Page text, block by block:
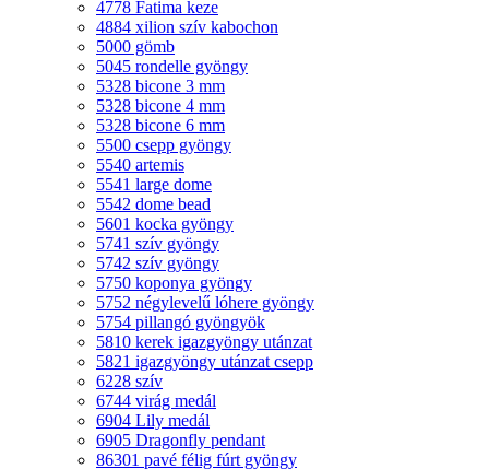
4778 Fatima keze
4884 xilion szív kabochon
5000 gömb
5045 rondelle gyöngy
5328 bicone 3 mm
5328 bicone 4 mm
5328 bicone 6 mm
5500 csepp gyöngy
5540 artemis
5541 large dome
5542 dome bead
5601 kocka gyöngy
5741 szív gyöngy
5742 szív gyöngy
5750 koponya gyöngy
5752 négylevelű lóhere gyöngy
5754 pillangó gyöngyök
5810 kerek igazgyöngy utánzat
5821 igazgyöngy utánzat csepp
6228 szív
6744 virág medál
6904 Lily medál
6905 Dragonfly pendant
86301 pavé félig fúrt gyöngy